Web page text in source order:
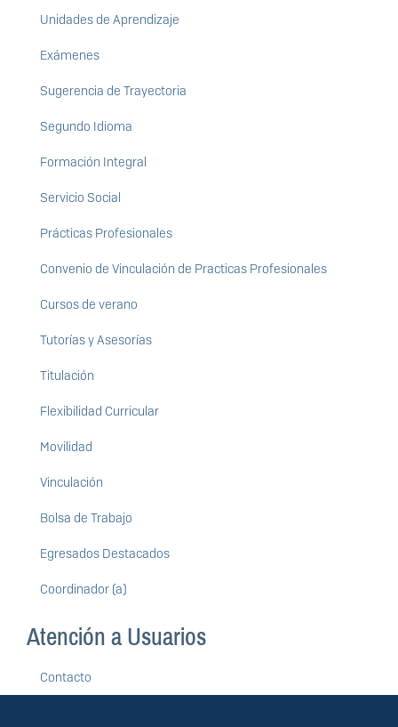
Unidades de Aprendizaje
Exámenes
Sugerencia de Trayectoria
Segundo Idioma
Formación Integral
Servicio Social
Prácticas Profesionales
Convenio de Vinculación de Practicas Profesionales
Cursos de verano
Tutorías y Asesorías
Titulación
Flexibilidad Curricular
Movilidad
Vinculación
Bolsa de Trabajo
Egresados Destacados
Coordinador (a)
Atención a Usuarios
Contacto